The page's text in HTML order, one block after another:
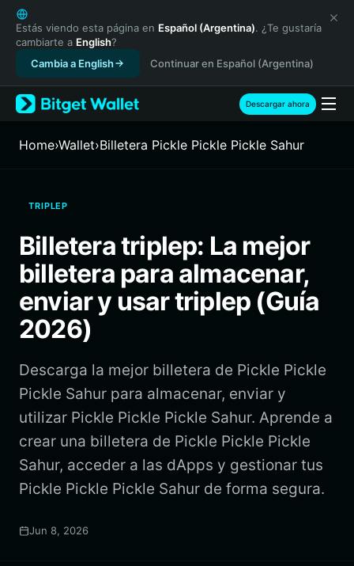
English
日本語
Tiếng Việt
Русский
Español (Latinoamérica)
Türkçe
Français
繁體中文
Bahasa Indonesia
ภาษาไทย
Español
Português (Brasil)
Estás viendo esta página en Español (Argentina). ¿Te gustaría
cambiarte a English?
Cambia a English
Continuar en Español (Argentina)
Descargar ahora
Home›Wallet›Billetera Pickle Pickle Pickle Sahur
TRIPLEP
Billetera triplep: La mejor
billetera para almacenar,
enviar y usar triplep (Guía
2026)
Descarga la mejor billetera de Pickle Pickle
Pickle Sahur para almacenar, enviar y
utilizar Pickle Pickle Pickle Sahur. Aprende a
crear una billetera de Pickle Pickle Pickle
Sahur, acceder a las dApps y gestionar tus
Pickle Pickle Pickle Sahur de forma segura.
Jun 8, 2026